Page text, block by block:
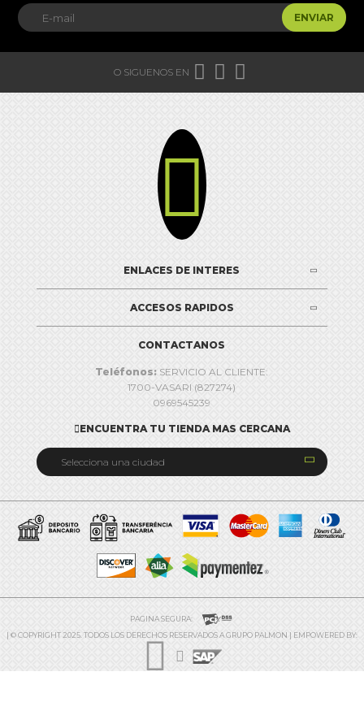
ENVIAR
O SIGUENOS EN   

ENLACES DE INTERES
ACCESOS RAPIDOS
CONTACTANOS
Teléfonos: SERVICIO AL CLIENTE:
1700-VASARI (827274)
0969545239
ENCUENTRA TU TIENDA MAS CERCANA
Selecciona una ciudad 
Cuenca
Riobamba
Playas
PAGINA SEGURA:
| © COPYRIGHT 2025. TODOS LOS DERECHOS RESERVADOS A GRUPO PALMON | EMPOWERED BY:
 